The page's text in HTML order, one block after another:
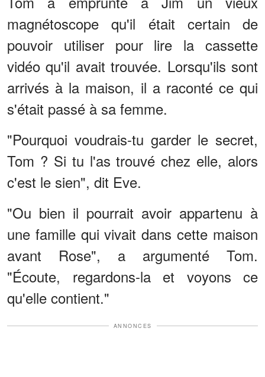
magnétoscope qu'il était certain de
pouvoir utiliser pour lire la cassette
vidéo qu'il avait trouvée. Lorsqu'ils sont
arrivés à la maison, il a raconté ce qui
s'était passé à sa femme.
"Pourquoi voudrais-tu garder le secret,
Tom ? Si tu l'as trouvé chez elle, alors
c'est le sien", dit Eve.
"Ou bien il pourrait avoir appartenu à
une famille qui vivait dans cette maison
avant Rose", a argumenté Tom.
"Écoute, regardons-la et voyons ce
qu'elle contient."
ANNONCES